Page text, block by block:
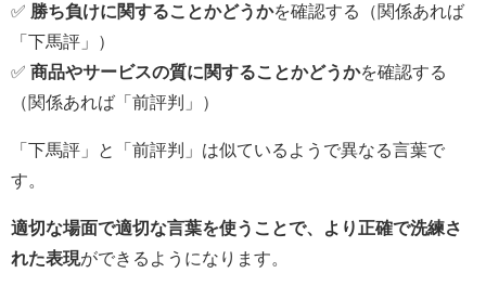
✅ 勝ち負けに関することかどうかを確認する（関係あれば
「下馬評」）
✅ 商品やサービスの質に関することかどうかを確認する
（関係あれば「前評判」）
「下馬評」と「前評判」は似ているようで異なる言葉で
す。
適切な場面で適切な言葉を使うことで、より正確で洗練さ
れた表現ができるようになります。